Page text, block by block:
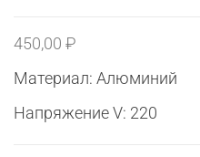
450,00 ₽
Материал: Алюминий
Напряжение V: 220